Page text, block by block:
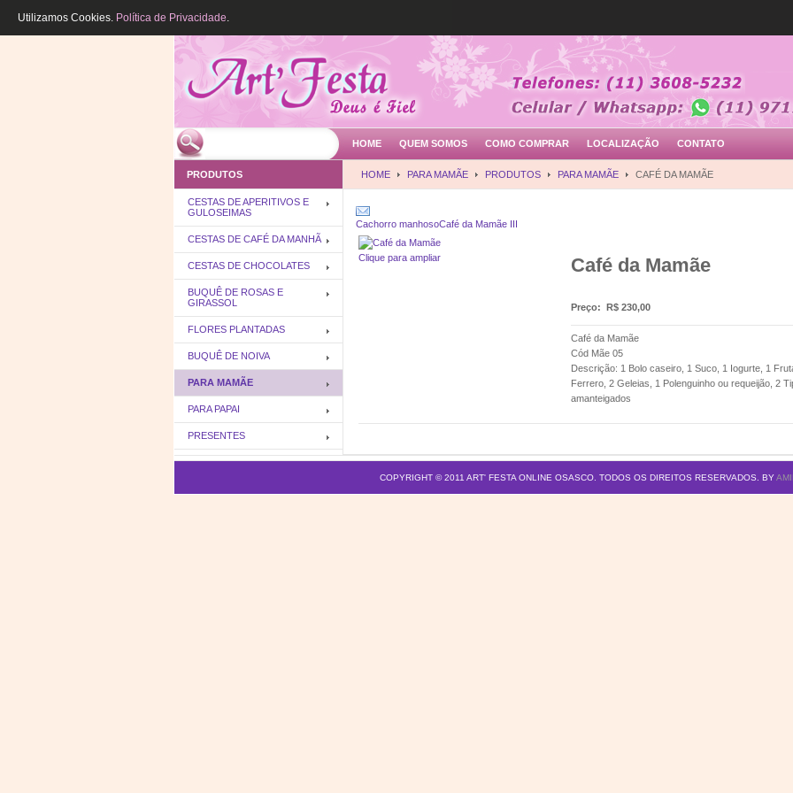
HOME QUEM SOMOS COMO COMPRAR LOCALIZAÇÃO CONTATO
HOME PARA MAMÃE PRODUTOS PARA MAMÃE CAFÉ DA MAMÃE
Cachorro manhosoCafé da Mamãe III
Clique para ampliar Café da Mamãe
Preço: R$ 230,00
Café da Mamãe
Cód Mãe 05
Descrição: 1 Bolo caseiro, 1 Suco, 1 Iogurte, 1
Ferrero, 2 Geleias, 1 Polenguinho ou requeijão, 2
amanteigados
PRODUTOS
CESTAS DE APERITIVOS E
GULOSEIMAS
CESTAS DE CAFÉ DA MANHÃ
CESTAS DE CHOCOLATES
BUQUÊ DE ROSAS E
GIRASSOL
FLORES PLANTADAS
BUQUÊ DE NOIVA
PARA MAMÃE
PARA PAPAI
PRESENTES
COPYRIGHT © 2011 ART' FESTA ONLINE OSASCO . TODOS OS DIREITOS RESERVADOS. BY
Utilizamos Cookies. Política de Privacidade.